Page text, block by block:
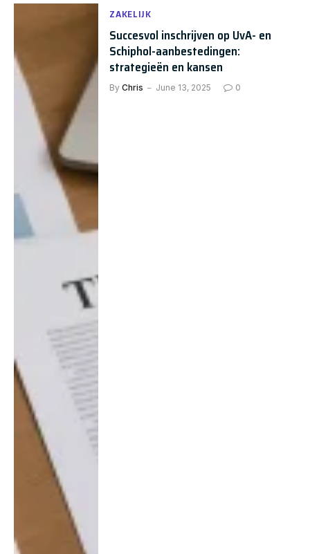
ZAKELIJK
Succesvol inschrijven op UvA- en
Schiphol-aanbestedingen:
strategieën en kansen
By Chris June 13, 2025 0